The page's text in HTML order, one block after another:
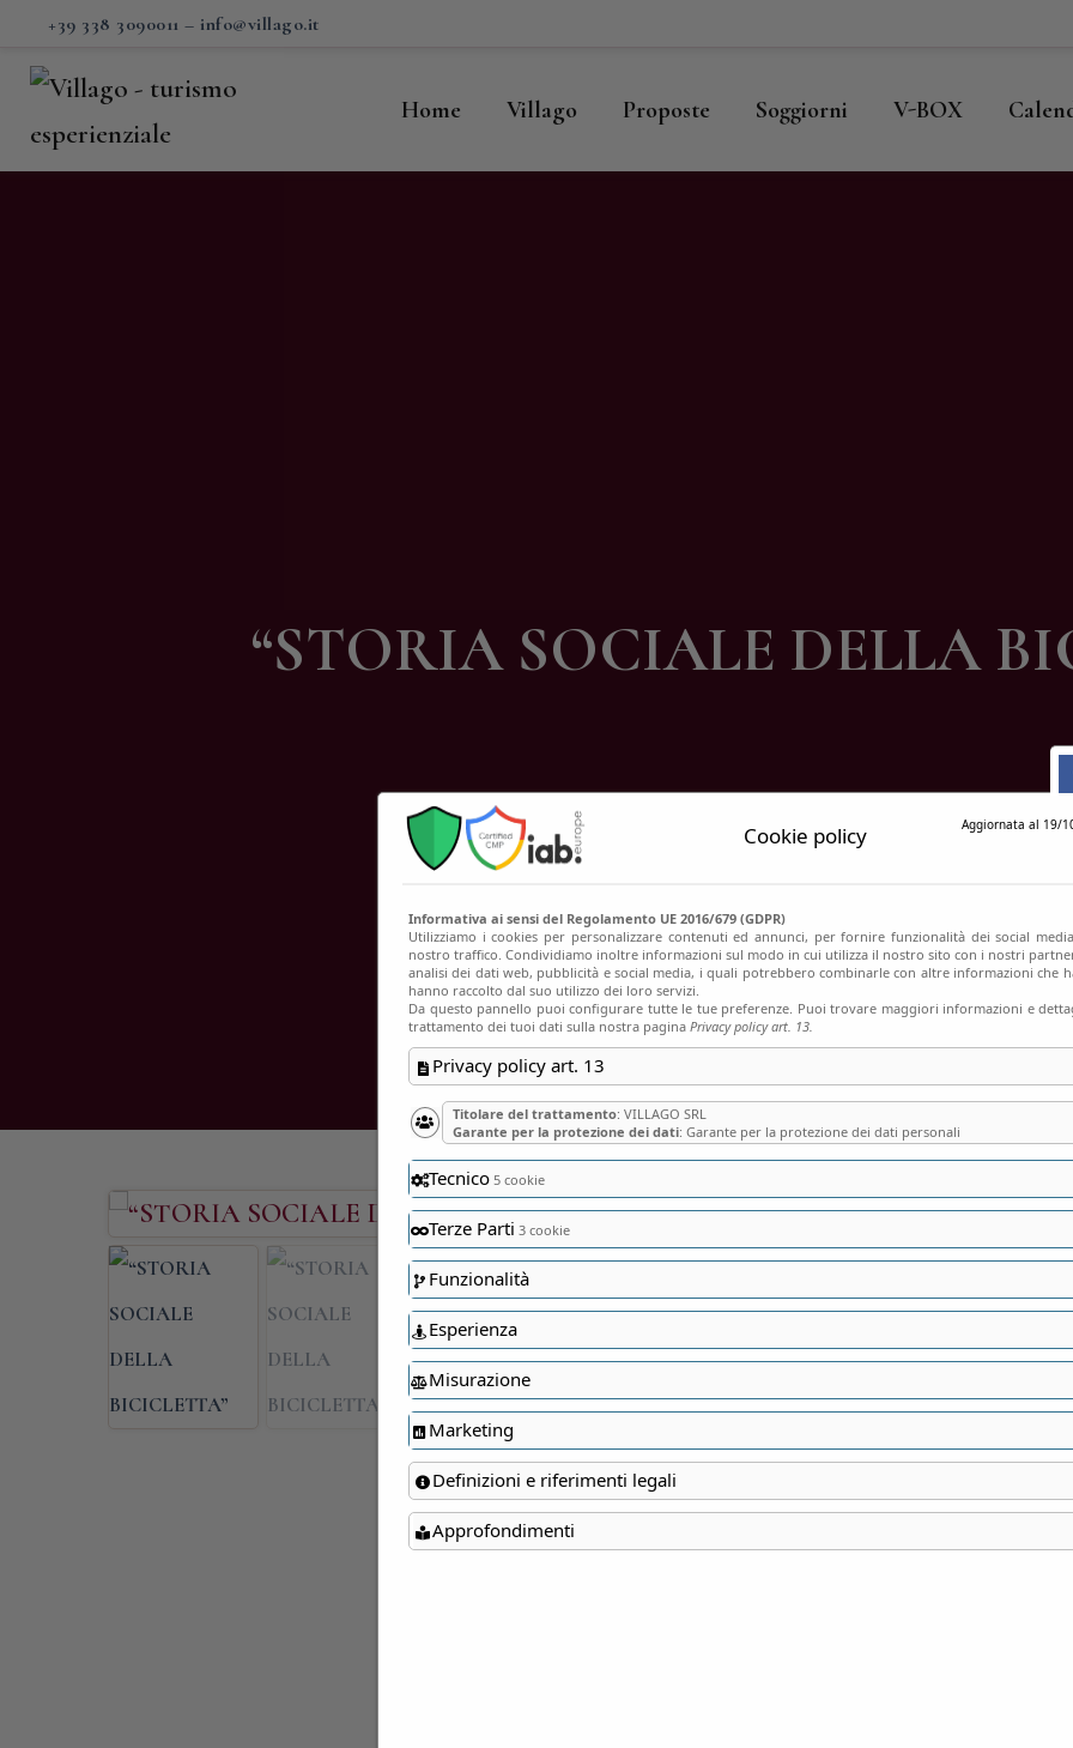
+39 338 3090011 – info@villago.it
Home Villago Proposte Soggiorni V-BOX
“STORIA SOCIALE DELLA
Villago
Proposte
“STORIA
VIRTUS ZALLOT - €
26,00€
SULLE TESTE NEL
capelli
Cookie policy Aggiornata al 19/
Informativa ai sensi del Regolamento UE 2016/679 (GDPR)
Utilizziamo i cookies per personalizzare contenuti ed annunci, per fornire funzionalità dei social
nostro traffico. Condividiamo inoltre informazioni sul modo in cui utilizza il nostro sito con i nostri
analisi dei dati web, pubblicità e social media, i quali potrebbero combinarle con altre informazioni che
hanno raccolto dal suo utilizzo dei loro servizi.
Da questo pannello puoi configurare tutte le tue preferenze. Puoi trovare maggiori informazioni e
trattamento dei tuoi dati sulla nostra pagina Privacy policy art. 13.
Privacy policy art. 13
Titolare del trattamento: VILLAGO SRL
Garante per la protezione dei dati: Garante per la protezione dei dati personali
Tecnico 5 cookie
Terze Parti 3 cookie
Funzionalità
Esperienza
Misurazione
Marketing
Definizioni e riferimenti legali
Approfondimenti